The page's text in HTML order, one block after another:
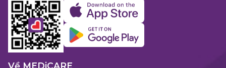
Về MEDiCARE